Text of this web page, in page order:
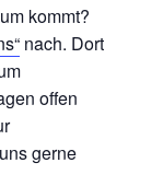
kommt?
nach. Dort
offen
gerne